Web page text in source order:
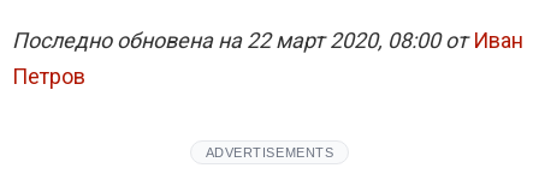
Последно обновена на 22 март 2020, 08:00 от Иван
Петров
ADVERTISEMENTS